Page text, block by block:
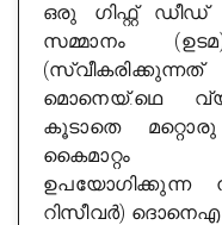
ഒരു ഗിഫ്റ്റ്
സമ്മാനം
മൊനെയ്.ഥെ
കൂടാതെ
കൈമാറ്റം
ഉപയോഗിക്കുന്ന
റിസീവർ)